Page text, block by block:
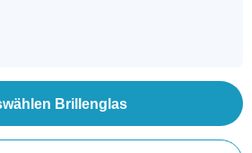
Brillenglas